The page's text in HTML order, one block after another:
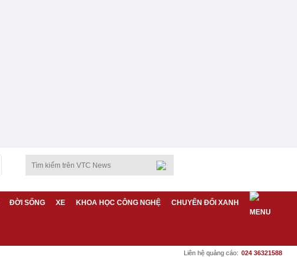
ĐỜI SỐNG XE KHOA HỌC CÔNG NGHỆ CHUYỂN ĐỔI XANH
Liên hệ quảng cáo: 024 36321588